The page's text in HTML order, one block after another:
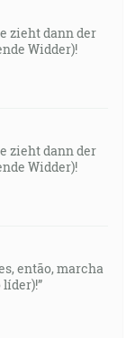
zieht dann der
Widder)!
zieht dann der
Widder)!
então, marcha